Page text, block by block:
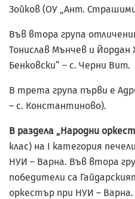
Зойков (ОУ „Ант.
Във втора група
Тонислав Мънчев и Йордан
Бенковски“ – с. Черни Вит.
В трета група първи е
– с. Константиново).
В раздела „Народни
клас) на I категория
НУИ – Варна. Във втора
победители са
оркестър при НУИ –